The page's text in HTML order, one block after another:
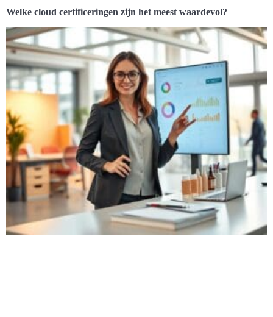
Welke cloud certificeringen zijn het meest waardevol?